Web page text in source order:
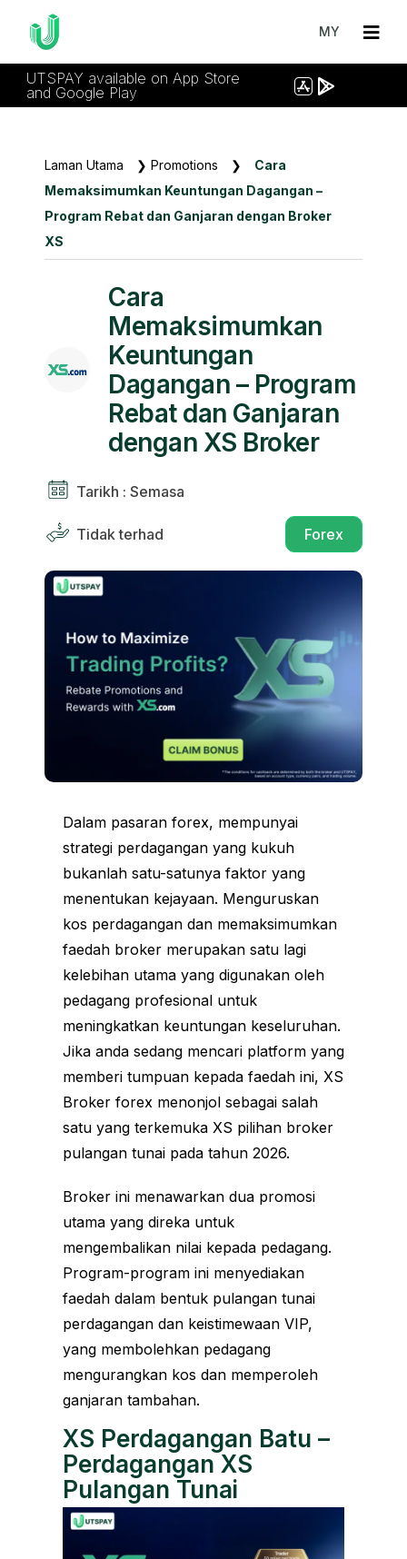
MY
UTSPAY available on App Store
and Google Play
Laman Utama ❯ Promotions ❯
Cara
Memaksimumkan Keuntungan Dagangan –
Program Rebat dan Ganjaran dengan Broker
XS
Cara
Memaksimumkan
Keuntungan
Dagangan – Program
Rebat dan Ganjaran
dengan XS Broker
Tarikh : Semasa
Tidak terhad Forex
Dalam pasaran forex, mempunyai
strategi perdagangan yang kukuh
bukanlah satu-satunya faktor yang
menentukan kejayaan. Menguruskan
kos perdagangan dan memaksimumkan
faedah broker merupakan satu lagi
kelebihan utama yang digunakan oleh
pedagang profesional untuk
meningkatkan keuntungan keseluruhan.
Jika anda sedang mencari platform yang
memberi tumpuan kepada faedah ini, XS
Broker forex menonjol sebagai salah
satu yang terkemuka XS pilihan broker
pulangan tunai pada tahun 2026.
Broker ini menawarkan dua promosi
utama yang direka untuk
mengembalikan nilai kepada pedagang.
Program-program ini menyediakan
faedah dalam bentuk pulangan tunai
perdagangan dan keistimewaan VIP,
yang membolehkan pedagang
mengurangkan kos dan memperoleh
ganjaran tambahan.
XS Perdagangan Batu –
Perdagangan XS
Pulangan Tunai